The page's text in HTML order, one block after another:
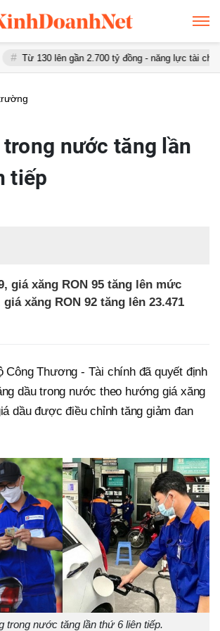
lên gần 2.700 tỷ đồng - năng lực tài chính của
trong nước tăng lần
tiếp
giá xăng RON 95 tăng lên mức
xăng RON 92 tăng lên 23.471
Công Thương - Tài chính đã quyết định
dầu trong nước theo hướng giá xăng
dầu được điều chỉnh tăng giảm đan
trong nước tăng lần thứ 6 liên tiếp.